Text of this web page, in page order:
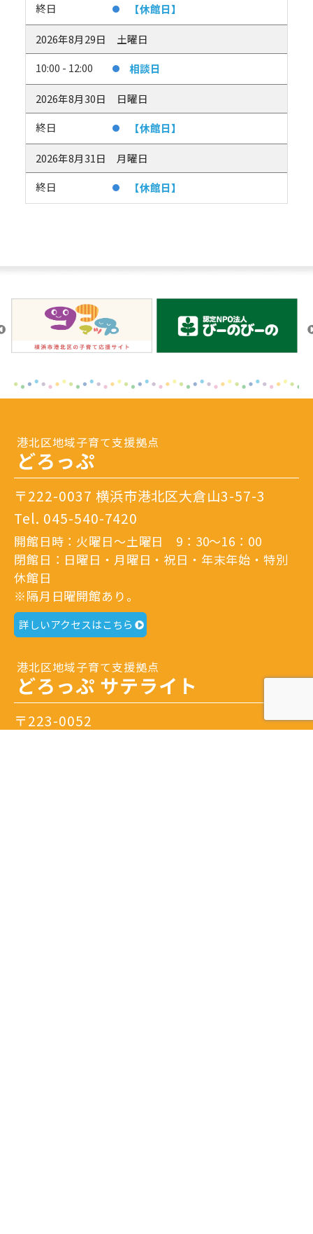
終日
【休館日】
2026年8月29日
土曜日
10:00 - 12:00
相談日
2026年8月30日
日曜日
終日
【休館日】
2026年8月31日
月曜日
終日
【休館日】
港北区地域子育て支援拠点
どろっぷ
〒222-0037 横浜市港北区大倉山3-57-3
Tel. 045-540-7420
開館日時：火曜日～土曜日 9：30～16：00
閉館日：日曜日・月曜日・祝日・年末年始・特別
休館日
※隔月日曜開館あり。
詳しいアクセスはこちら
港北区地域子育て支援拠点
どろっぷ サテライト
〒223-0052